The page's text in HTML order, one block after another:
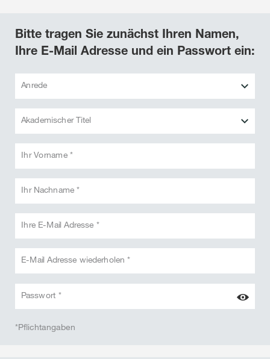
Bitte tragen Sie zunächst Ihren Namen,
Ihre E-Mail Adresse und ein Passwort ein:
Anrede
Akademischer Titel
Ihr Vorname *
Ihr Nachname *
Ihre E-Mail Adresse *
E-Mail Adresse wiederholen *
Passwort *
*Pflichtangaben